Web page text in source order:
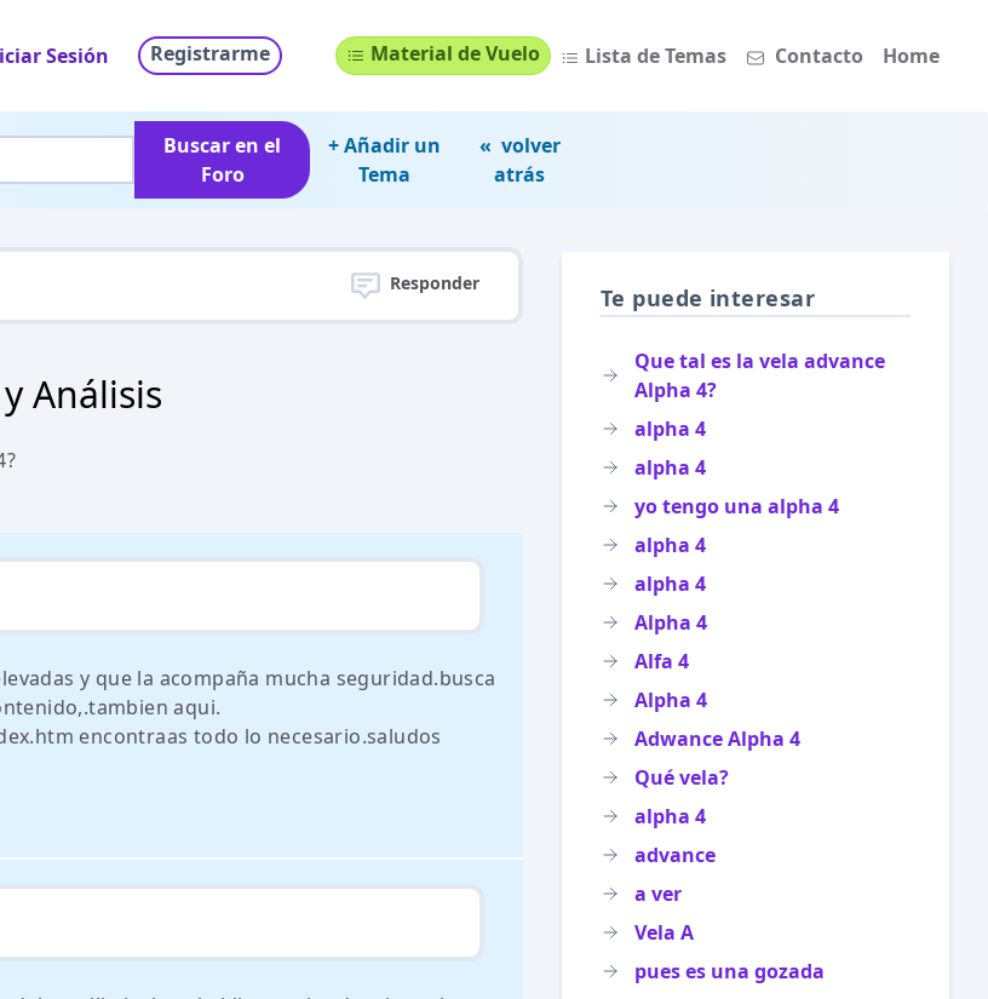
Sesión Registrarme Material de Vuelo Lista de Temas Contacto Home
Buscar en el
Foro
+ Añadir un
Tema
« volver
atrás
Responder
Análisis
y que la acompaña mucha seguridad.busca
aqui.
encontraas todo lo necesario.saludos
Te puede interesar
Que tal es la vela advance
Alpha 4?
alpha 4
alpha 4
yo tengo una alpha 4
alpha 4
alpha 4
Alpha 4
Alfa 4
Alpha 4
Adwance Alpha 4
Qué vela?
alpha 4
advance
a ver
Vela A
pues es una gozada